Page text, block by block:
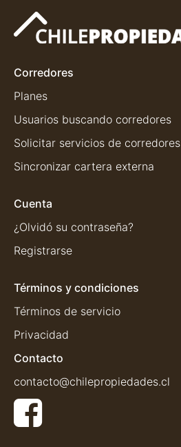
Corredores
Planes
Usuarios buscando corredores
Solicitar servicios de corredores
Sincronizar cartera externa
Cuenta
¿Olvidó su contraseña?
Registrarse
Términos y condiciones
Términos de servicio
Privacidad
Contacto
contacto@chilepropiedades.cl